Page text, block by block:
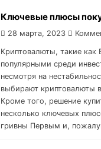
Ключевые плюсы
28 марта, 2023
Криптовалюты, такие
популярными среди
несмотря на
выбирают криптовалюты
Кроме того, решение
несколько ключевых
гривны Первым и,